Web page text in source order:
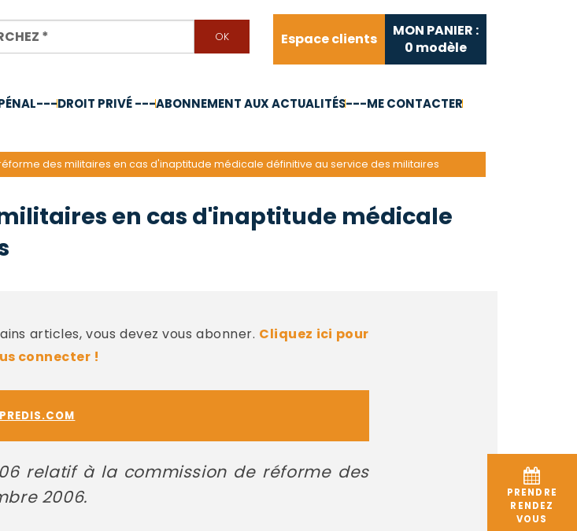
Espace clients
MON PANIER :
0 modèle
DROIT PRIVÉ ---ABONNEMENT AUX ACTUALITÉS---ME CONTACTER
PRENDRE
RENDEZ
VOUS
des militaires en cas d'inaptitude médicale définitive au service des militaires
en cas d'inaptitude médicale
articles, vous devez vous abonner. Cliquez ici pour
connecter !
relatif à la commission de réforme des
2006.